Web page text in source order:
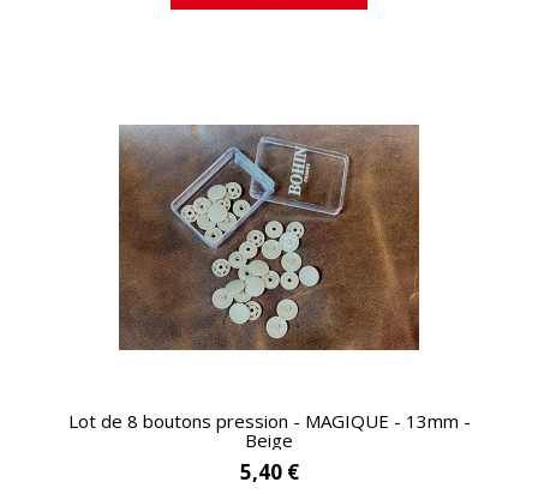
APERÇU RAPIDE
Lot de 8 boutons pression - MAGIQUE - 13mm -
Beige
5,40 €